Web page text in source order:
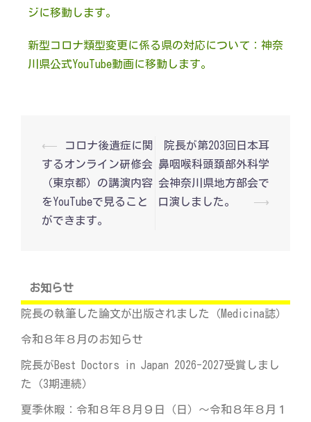
ジに移動します。
新型コロナ類型変更に係る県の対応について：神奈
川県公式YouTube動画に移動します。
投
ナ
ビ
ゲ
ー
シ
⟵
コロナ後遺症に関
するオンライン研修会
（東京都）の講演内容
をYouTubeで見ること
ができます。
院長が第203回日本耳
鼻咽喉科頭頚部外科学
会神奈川県地方部会で
口演しました。
⟶
お知らせ
院長の執筆した論文が出版されました（Medicina誌）
令和８年８月のお知らせ
院長がBest Doctors in Japan 2026-2027受賞しまし
た（3期連続）
夏季休暇：令和８年８月９日（日）～令和８年８月１